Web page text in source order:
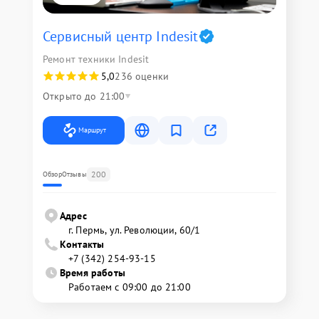
Сервисный центр Indesit
Ремонт техники Indesit
5,0236 оценки
Открыто до 21:00
Маршрут
ОбзорОтзывы 200
Адрес
г. Пермь, ул. ​Революции, 60/1
Контакты
+7 (342) 254-93-15
Время работы
Работаем с 09:00 до 21:00